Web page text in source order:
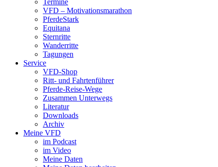
Termine
VFD – Motivationsmarathon
PferdeStark
Equitana
Sternritte
Wanderritte
Tagungen
Service
VFD-Shop
Ritt- und Fahrtenführer
Pferde-Reise-Wege
Zusammen Unterwegs
Literatur
Downloads
Archiv
Meine VFD
im Podcast
im Video
Meine Daten